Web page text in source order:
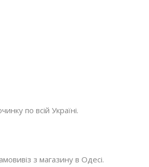
по всій Україні.
з магазину в Одесі.